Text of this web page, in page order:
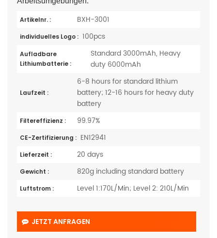
Artikelnr. : BXH-3001
individuelles Logo : 100pcs
Aufladbare
Lithiumbatterie :
Standard 3000mAh, Heavy
duty 6000mAh
Laufzeit :
6-8 hours for standard lithium
battery; 12-16 hours for heavy duty
battery
Filtereffizienz : 99.97%
CE-Zertifizierung : EN12941
Lieferzeit : 20 days
Gewicht : 820g including standard battery
Luftstrom : Level 1:170L/Min; Level 2: 210L/Min
JETZT ANFRAGEN